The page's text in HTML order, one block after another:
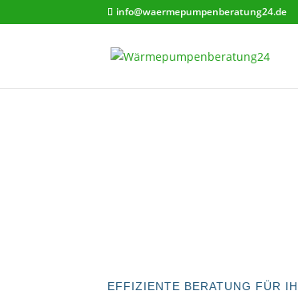
info@waermepumpenberatung24.de
EFFIZIENTE BERATUNG FÜR